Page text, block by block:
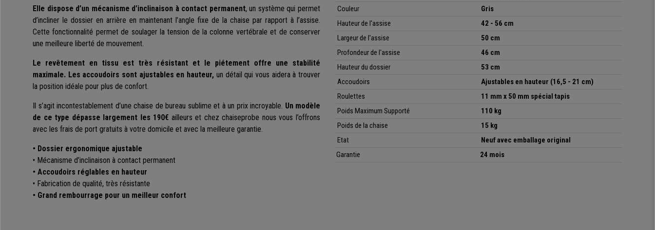
Elle dispose d’un mécanisme d’inclinaison à contact permanent, un système qui permet
d’incliner le dossier en arrière en maintenant l’angle fixe de la chaise par rapport à l’assise.
Cette fonctionnalité permet de soulager la tension de la colonne vertébrale et de conserver
une meilleure liberté de mouvement.
Le revêtement en tissu est très résistant et le piétement offre une stabilité
maximale. Les accoudoirs sont ajustables en hauteur, un détail qui vous aidera à trouver
la position idéale pour plus de confort.
Il s’agit incontestablement d’une chaise de bureau sublime et à un prix incroyable. Un modèle
de ce type dépasse largement les 190€ ailleurs et chez chaiseprobe nous vous l’offrons
avec les frais de port gratuits à votre domicile et avec la meilleure garantie.
• Dossier ergonomique ajustable
• Mécanisme d’inclinaison à contact permanent
• Accoudoirs réglables en hauteur
• Fabrication de qualité, très résistante
• Grand rembourrage pour un meilleur confort
Couleur
Gris
Hauteur de l'assise
42 - 56 cm
Largeur de l'assise
50 cm
Profondeur de l'assise
46 cm
Hauteur du dossier
53 cm
Accoudoirs
Ajustables en hauteur (16,5 - 21 cm)
Roulettes
11 mm x 50 mm spécial tapis
Poids Maximum Supporté
110 kg
Poids de la chaise
15 kg
Etat
Neuf avec emballage original
Garantie
24 mois